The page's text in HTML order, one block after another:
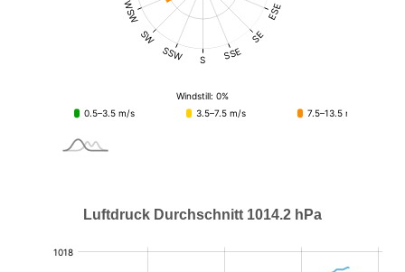
Luftdruck Durchschnitt 1014.2 hPa